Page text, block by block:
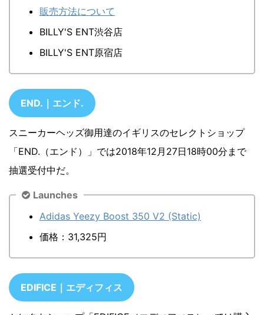
販売方法について
BILLY'S ENT渋谷店
BILLY'S ENT原宿店
END.｜エンド.
スニーカーヘッズ御用達のイギリスのセレクトショップ
「END.（エンド）」では2018年12月27日18時00分まで
抽選受付中だ。
Launches
Adidas Yeezy Boost 350 V2 (Static)
価格：31,325円
EDIFICE｜エディフィス